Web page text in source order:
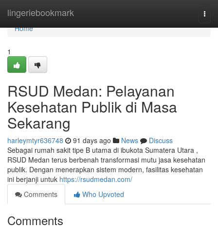
lingeriebookmark
Home
Home
1
RSUD Medan: Pelayanan
Kesehatan Publik di Masa
Sekarang
harleymtyr636748 91 days ago News
Discuss
Sebagai rumah sakit tipe B utama di ibukota Sumatera Utara ,
RSUD Medan terus berbenah transformasi mutu jasa kesehatan
publik. Dengan menerapkan sistem modern, fasilitas kesehatan
ini berjanji untuk https://rsudmedan.com/
Comments
Who Upvoted
Comments